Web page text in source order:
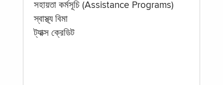
সহায়তা কর্মসূচি (Assistance Programs)
স্বাস্থ্য বিমা
ট্যাক্স ক্রেডিট